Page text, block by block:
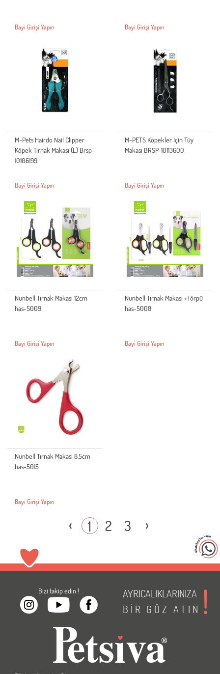
Bayi Girişi Yapın Bayi Girişi Yapın
M-Pets Hairdo Nail Clipper
Köpek Tırnak Makası (L) Brsp-
10106199
Bayi Girişi Yapın
M-PETS Köpekler İçin Tüy
Makası BRSP-10113600
Bayi Girişi Yapın
Nunbell Tırnak Makası 12cm
has-5009
Bayi Girişi Yapın
Nunbell Tırnak Makası +Törpü
has-5008
Bayi Girişi Yapın
Nunbell Tırnak Makası 8.5cm
has-5015
Bayi Girişi Yapın
‹ 1 2 3 ›
Bizi takip edin !
AYRICALIKLARINIZA
BİR GÖZ ATIN